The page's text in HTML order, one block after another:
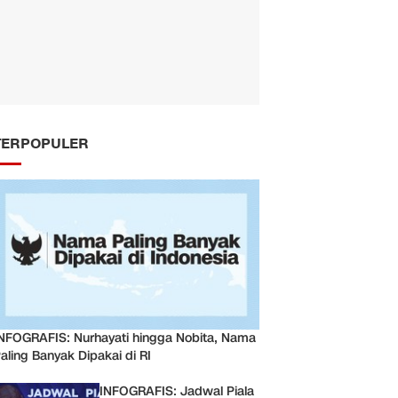
Nurhayati hingga Nobita, Nama
Banyak Dipakai di RI
INFOGRAFIS: Jadwal Piala